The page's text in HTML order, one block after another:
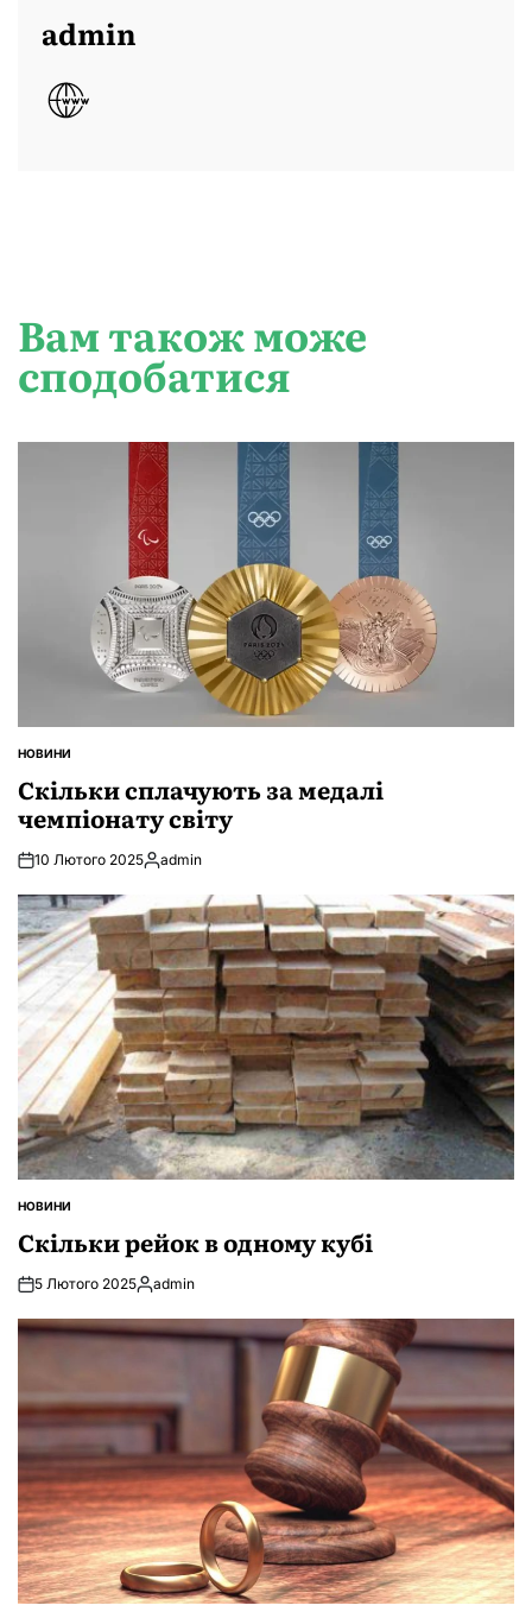
admin
Вам також може
сподобатися
ОПУБЛІКУВАТИ
НОВИНИ
Скільки сплачують за медалі
чемпіонату світу
10 Лютого 2025Опубліковано
admin
ОПУБЛІКУВАТИ
НОВИНИ
Скільки рейок в одному кубі
5 Лютого 2025Опубліковано
admin